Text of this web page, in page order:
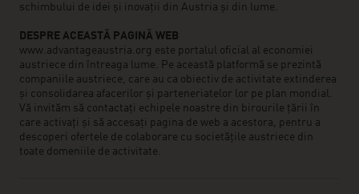
schimbului de idei și inovații din Austria și din lume.
DESPRE ACEASTĂ PAGINĂ WEB
www.advantageaustria.org este portalul oficial al economiei
austriece din întreaga lume. Pe această platformă se prezintă
companiile austriece, care au ca obiectiv de activitate extinderea
și consolidarea afacerilor și parteneriatelor lor pe plan mondial.
Vă invităm să contactați echipele noastre din birourile țării în
care activați și să accesați pagina de web a acestora, pentru a
descoperi ofertele de colaborare cu societățile austriece din
toate domeniile de activitate.